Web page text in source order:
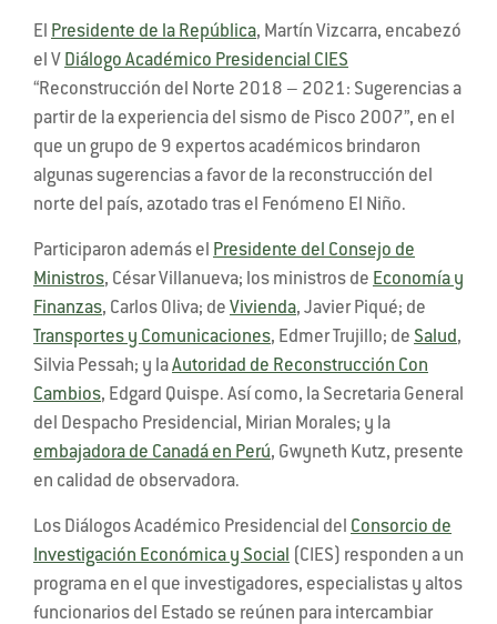
El Presidente de la República, Martín Vizcarra, encabezó
el V Diálogo Académico Presidencial CIES
“Reconstrucción del Norte 2018 – 2021: Sugerencias a
partir de la experiencia del sismo de Pisco 2007”, en el
que un grupo de 9 expertos académicos brindaron
algunas sugerencias a favor de la reconstrucción del
norte del país, azotado tras el Fenómeno El Niño.
Participaron además el
Presidente del Consejo de
Ministros, César Villanueva; los ministros de Economía y
Finanzas, Carlos Oliva; de Vivienda, Javier Piqué; de
Transportes y Comunicaciones, Edmer Trujillo; de Salud,
Silvia Pessah; y laAutoridad de Reconstrucción Con
Cambios, Edgard Quispe. Así como, la Secretaria General
del Despacho Presidencial, Mirian Morales; y la
embajadora de Canadá en Perú, Gwyneth Kutz, presente
en calidad de observadora.
Los Diálogos Académico Presidencial del Consorcio de
Investigación Económica y Social
(CIES) responden a un
programa en el que investigadores, especialistas y altos
funcionarios del Estado se reúnen para intercambiar